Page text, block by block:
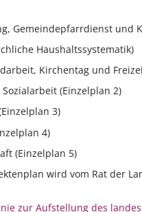
Gemeindepfarrdienst und
Haushaltssystematik)
Kirchentag und
(Einzelplan 2)
3)
4)
(Einzelplan 5)
wird vom Rat der
zur Aufstellung des